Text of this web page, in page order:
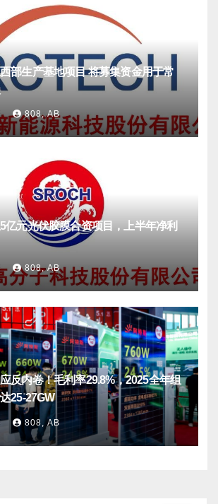
部生产基地项目 将募集资金用于常
808, AB
亿元光伏胶膜合资项目，上半年净利
808, AB
反内卷！毛利率29.8%，2025全年组
25-27GW
808, AB